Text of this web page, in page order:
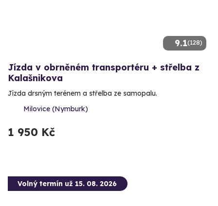
9.1(128)
Jízda v obrněném transportéru + střelba z
Kalašnikova
Jízda drsným terénem a střelba ze samopalu.
Milovice (Nymburk)
1 950 Kč
Volný termín už 15. 08. 2026